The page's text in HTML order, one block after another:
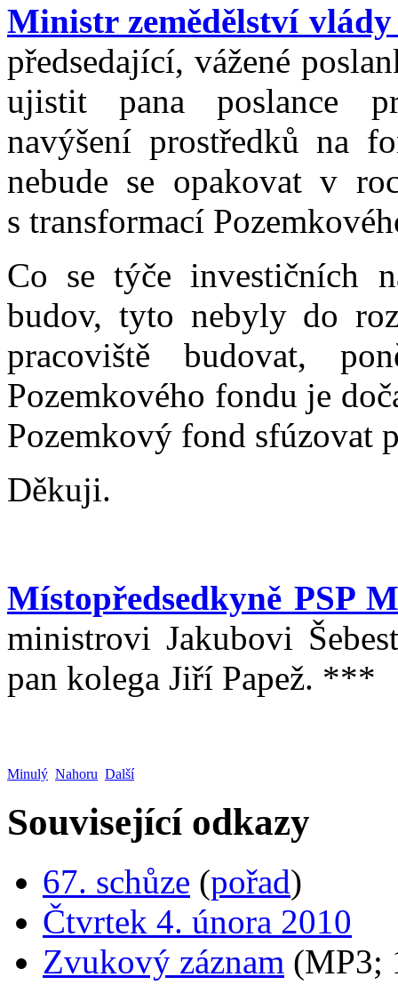
Ministr zemědělství
předsedající, vážené
ujistit pana poslance
navýšení prostředků na
nebude se opakovat v
s transformací
Co se týče investičních
budov, tyto nebyly do
pracoviště budovat,
Pozemkového fondu je
Pozemkový fond sfúzovat
Děkuji.
Místopředsedkyně PSP
ministrovi Jakubovi
pan kolega Jiří Papež. ***
Minulý Nahoru Další
Související odkazy
67. schůze (pořad)
Čtvrtek 4. února 2010
Zvukový záznam (MP3;